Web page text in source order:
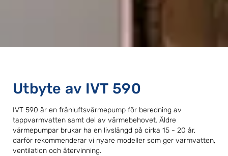
Utbyte av IVT 590
IVT 590 är en frånluftsvärmepump för beredning av
tappvarmvatten samt del av värmebehovet. Äldre
värmepumpar brukar ha en livslängd på cirka 15 - 20 år,
därför rekommenderar vi nyare modeller som ger varmvatten,
ventilation och återvinning.